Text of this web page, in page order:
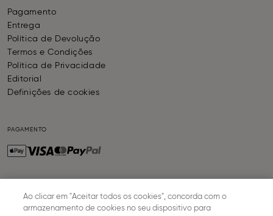
Pagamento
Entrega
Política de Devolução
Termos e Condições
Política de Privacidade
Editorial
Definições de cookies
PAGAMENTO
ENTREGA
Ao clicar em "Aceitar todos os cookies", concorda com o
armazenamento de cookies no seu dispositivo para